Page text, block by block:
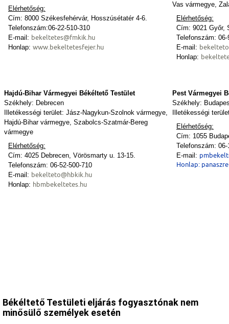
Elérhetőség:
Cím: 8000 Székesfehérvár, Hosszúsétatér 4-6.
Telefonszám:06-22-510-310
E-mail: bekeltetes@fmkik.hu
Honlap: www.bekeltetesfejer.hu
Vas vármegye,
Elérhetőség:
Cím: 9021 Győr,
Telefonszám: 06-
E-mail:
Honlap:
Hajdú-Bihar Vármegyei Békéltető Testület
Székhely: Debrecen
Illetékességi terület: Jász-Nagykun-Szolnok vármegye,
Hajdú-Bihar vármegye, Szabolcs-Szatmár-Bereg
vármegye
Elérhetőség:
Cím: 4025 Debrecen, Vörösmarty u. 13-15.
Telefonszám: 06-52-500-710
E-mail: bekelteto@hbkik.hu
Honlap: hbmbekeltetes.hu
Pest Vármegyei
Székhely:
Illetékességi
Elérhetőség:
Cím: 1055
Telefonszám: 06-
E-mail:
Honlap:
Békéltető Testületi eljárás fogyasztónak nem
minősülő személyek esetén